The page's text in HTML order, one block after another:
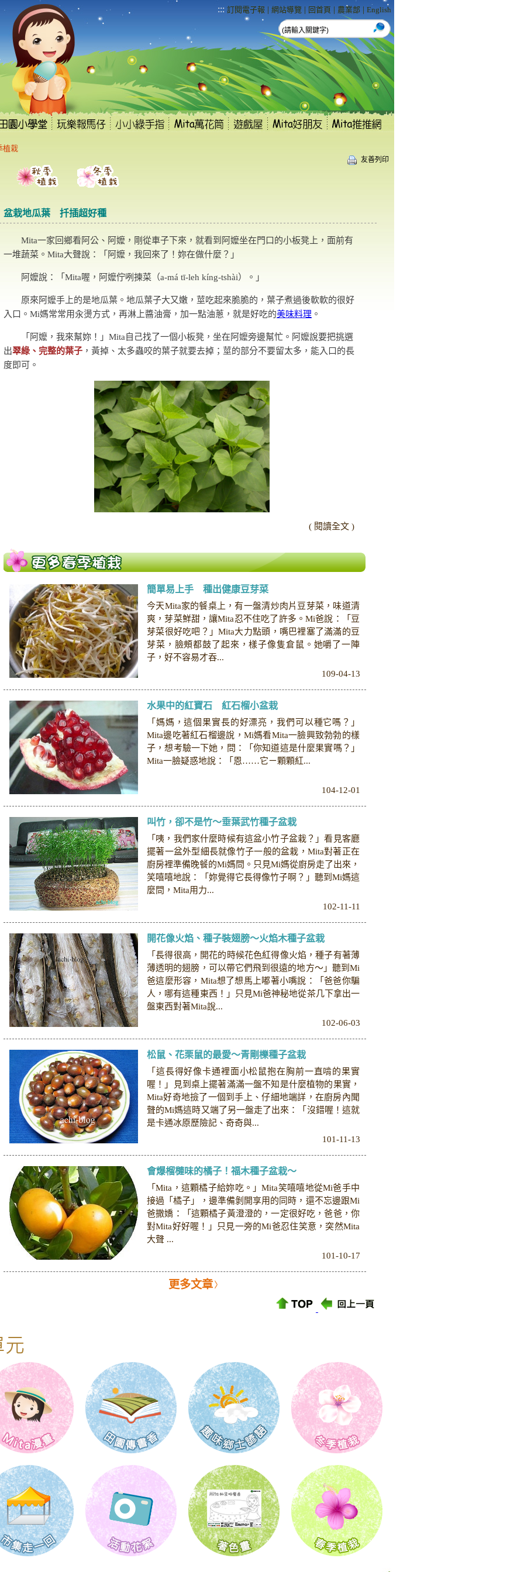
::: 訂閱電子報 | 網站導覽 | 回首頁 | 農業部 | English
植栽
友善列印
盆栽地瓜葉 扦插超好種
Mita一家回鄉看阿公、阿嬤，剛從車子下來，就看到阿嬤坐在門口的小板凳上，面前有
一堆蔬菜。Mita大聲說：「阿嬤，我回來了！妳在做什麼？」
阿嬤說：「Mita喔，阿嬤佇咧揀菜（a-má tī-leh kíng-tshài）。」
原來阿嬤手上的是地瓜葉。地瓜葉子大又嫩，莖吃起來脆脆的，葉子煮過後軟軟的很好
入口。Mi媽常常用汆燙方式，再淋上醬油膏，加一點油蔥，就是好吃的美味料理 。
「阿嬤，我來幫妳！」Mita自己找了一個小板凳，坐在阿嬤旁邊幫忙。阿嬤說要把挑選
出翠綠、完整的葉子 ，黃掉、太多蟲咬的葉子就要去掉；莖的部分不要留太多，能入口的長
度即可。
( 閱讀全文 )
簡單易上手 種出健康豆芽菜
今天Mita家的餐桌上，有一盤清炒肉片豆芽菜，味道清
爽，芽菜鮮甜，讓Mita忍不住吃了許多。Mi爸說：「豆
芽菜很好吃吧？」Mita大力點頭，嘴巴裡塞了滿滿的豆
芽菜，臉頰都鼓了起來，樣子像隻倉鼠。她嚼了一陣
子，好不容易才吞...
109-04-13
水果中的紅寶石 紅石榴小盆栽
「媽媽，這個果實長的好漂亮，我們可以種它嗎？」
Mita邊吃著紅石榴邊說，Mi媽看Mita一臉興致勃勃的樣
子，想考驗一下她，問：「你知道這是什麼果實嗎？」
Mita一臉疑惑地說：「恩……它ㄧ顆顆紅...
104-12-01
叫竹，卻不是竹～垂葉武竹種子盆栽
「咦，我們家什麼時候有這盆小竹子盆栽？」看見客廳
擺著一盆外型細長就像竹子一般的盆栽，Mita對著正在
廚房裡準備晚餐的Mi媽問。只見Mi媽從廚房走了出來，
笑嘻嘻地說：「妳覺得它長得像竹子啊？」聽到Mi媽這
麼問，Mita用力...
102-11-11
開花像火焰、種子裝翅膀～火焰木種子盆栽
「長得很高，開花的時候花色紅得像火焰，種子有著薄
薄透明的翅膀，可以帶它們飛到很遠的地方～」聽到Mi
爸這麼形容，Mita想了想馬上嘟著小嘴說：「爸爸你騙
人，哪有這種東西！」只見Mi爸神秘地從茶几下拿出一
盤東西對著Mita說...
102-06-03
松鼠、花栗鼠的最愛～青剛櫟種子盆栽
「這長得好像卡通裡面小松鼠抱在胸前一直啃的果實
喔！」見到桌上擺著滿滿一盤不知是什麼植物的果實，
Mita好奇地撿了一個到手上、仔細地端詳，在廚房內聞
聲的Mi媽這時又端了另一盤走了出來：「沒錯喔！這就
是卡通冰原歷險記、奇奇與...
101-11-13
會爆榴槤味的橘子！福木種子盆栽～
「Mita，這顆橘子給妳吃。」Mita笑嘻嘻地從Mi爸手中
接過「橘子」，邊準備剝開享用的同時，還不忘邊跟Mi
爸撒嬌：「這顆橘子黃澄澄的，一定很好吃，爸爸，你
對Mita好好喔！」只見一旁的Mi爸忍住笑意，突然Mita
大聲 ...
101-10-17
更多文章